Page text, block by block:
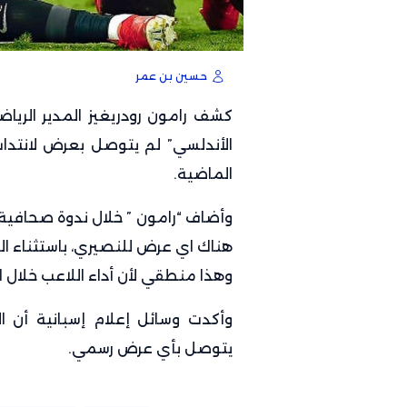
حسين بن عمر
كشف رامون رودريغيز المدير
الأندلسي” لم يتوصل بعرض
الماضية.
وأضاف “رامون ” خلال ندوة
هناك اي عرض للنصيري، باستثناء
وهذا منطقي لأن أداء اللاعب
وأكدت وسائل إعلام إسبانية أن
يتوصل بأي عرض رسمي.